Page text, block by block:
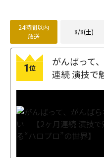
24時間以内
放送
8/8(土)
1位
がんばって
連続 演技で